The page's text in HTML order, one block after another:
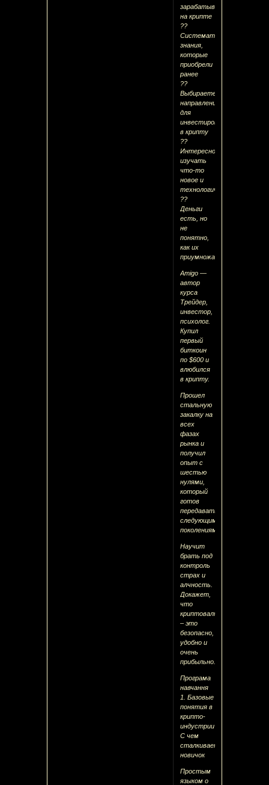
зарабатывать
на крипте
??
Систематизировать
знания,
которые
приобрели
ранее
??
Выбираете
направление
для
инвестирования
в крипту
??
Интересно
изучать
что-то
новое и
технологичное
??
Деньги
есть, но
не
понятно,
как их
приумножать
Amigo —
автор
курса
Трейдер,
инвестор,
психолог.
Купил
первый
биткоин
по $600 и
влюбился
в крипту.
Прошел
стальную
закалку на
всех
фазах
рынка и
получил
опыт с
шестью
нулями,
который
готов
передавать
следующим
поколениям.
Научит
брать под
контроль
страх и
алчность.
Докажет,
что
криптовалюты
– это
безопасно,
удобно и
очень
прибыльно.
Програма
навчання
1. Базовые
понятия в
крипто-
индустрии
С чем
сталкивается
новичок
Простым
языком о